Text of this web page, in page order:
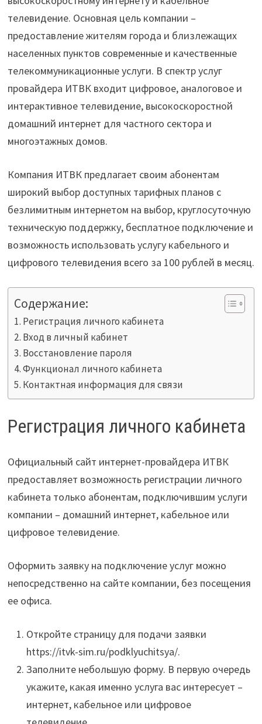
телевидение. Основная цель компании –
предоставление жителям города и близлежащих
населенных пунктов современные и качественные
телекоммуникационные услуги. В спектр услуг
провайдера ИТВК входит цифровое, аналоговое и
интерактивное телевидение, высокоскоростной
домашний интернет для частного сектора и
многоэтажных домов.
Компания ИТВК предлагает своим абонентам
широкий выбор доступных тарифных планов с
безлимитным интернетом на выбор, круглосуточную
техническую поддержку, бесплатное подключение и
возможность использовать услугу кабельного и
цифрового телевидения всего за 100 рублей в месяц.
Содержание:
Регистрация личного кабинета
Вход в личный кабинет
Восстановление пароля
Функционал личного кабинета
Контактная информация для связи
Регистрация личного кабинета
Официальный сайт интернет-провайдера ИТВК
предоставляет возможность регистрации личного
кабинета только абонентам, подключившим услуги
компании – домашний интернет, кабельное или
цифровое телевидение.
Оформить заявку на подключение услуг можно
непосредственно на сайте компании, без посещения
ее офиса.
Откройте страницу для подачи заявки
https://itvk-sim.ru/podklyuchitsya/.
Заполните небольшую форму. В первую очередь
укажите, какая именно услуга вас интересует –
интернет, кабельное или цифровое